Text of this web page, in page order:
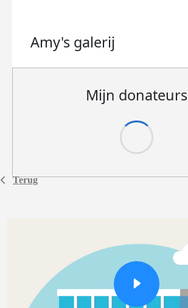
Terug
Amy's galerij
Mijn donateurs